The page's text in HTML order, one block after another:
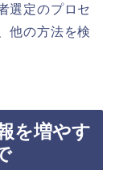
選定のプロセ
他の方法を検
を増やす